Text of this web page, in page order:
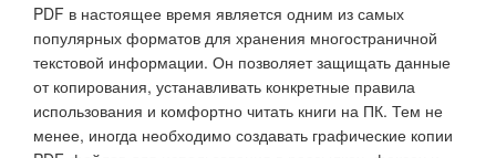
PDF в настоящее время является одним из самых
популярных форматов для хранения многостраничной
текстовой информации. Он позволяет защищать данные
от копирования, устанавливать конкретные правила
использования и комфортно читать книги на ПК. Тем не
менее, иногда необходимо создавать графические копии